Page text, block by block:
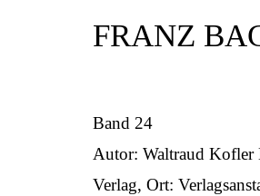
FRANZ
Band 24
Autor: Waltraud Kofler
Verlag, Ort: